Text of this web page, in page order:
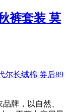
裤套装 莫
牌，以自然、